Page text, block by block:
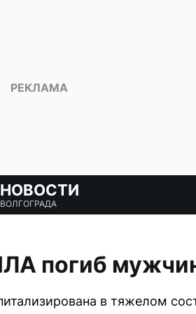
НОВОСТИ
ВОЛГОГРАДА
погиб
в тяжелом